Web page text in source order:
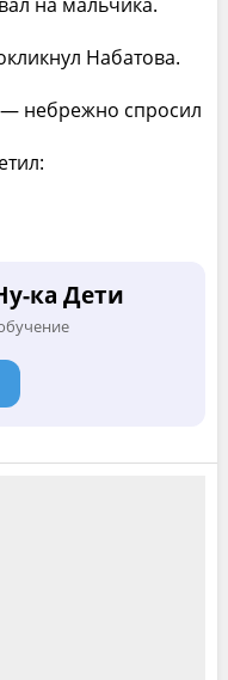
Набатова.
— небрежно спросил
ка Дети